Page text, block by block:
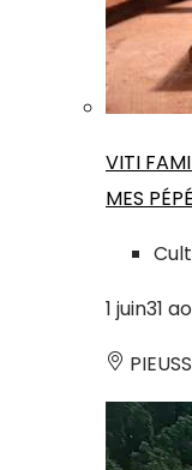
VITI
MES
1 juin31